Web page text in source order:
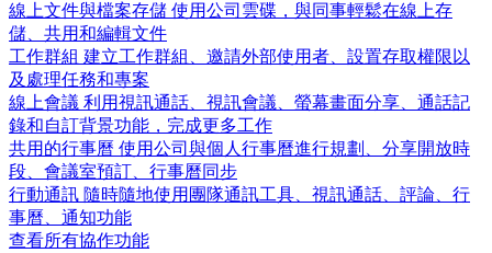
線上文件與檔案存儲 使用公司雲碟，與同事輕鬆在線上存
儲、共用和編輯文件
工作群組 建立工作群組、邀請外部使用者、設置存取權限以
及處理任務和專案
線上會議 利用視訊通話、視訊會議、螢幕畫面分享、通話記
錄和自訂背景功能，完成更多工作
共用的行事曆 使用公司與個人行事曆進行規劃、分享開放時
段、會議室預訂、行事曆同步
行動通訊 隨時隨地使用團隊通訊工具、視訊通話、評論、行
事曆、通知功能
查看所有協作功能